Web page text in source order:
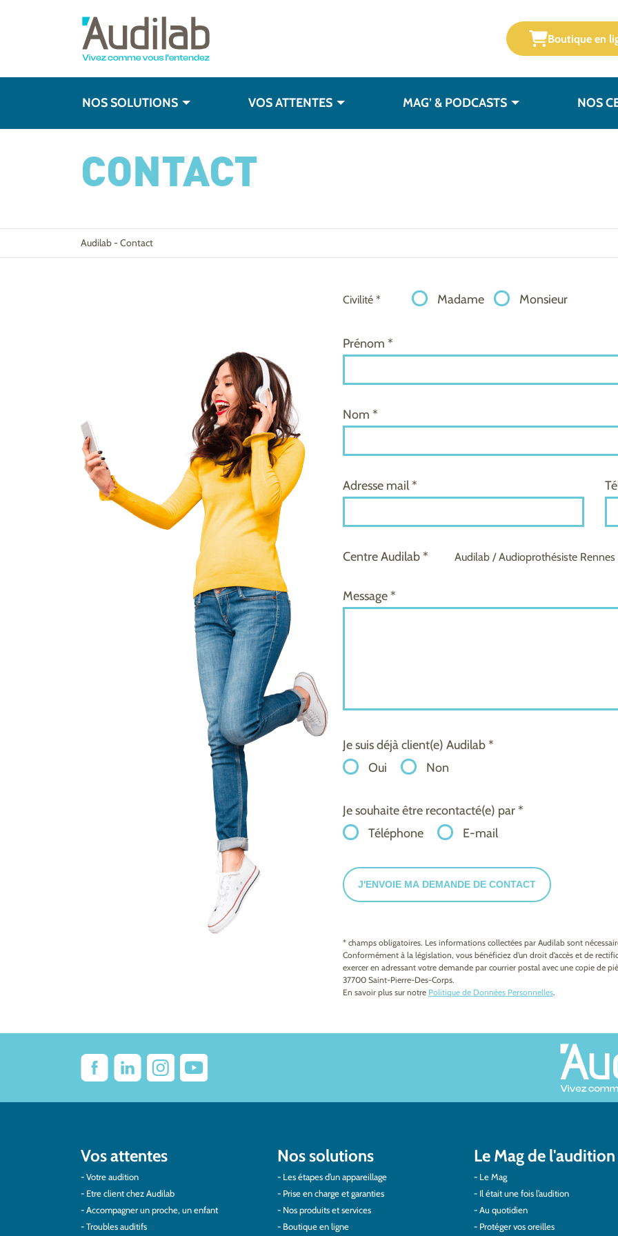
Boutique en
NOS SOLUTIONS VOS ATTENTES MAG’ & PODCASTS NOS
CONTACT
Audilab-Contact
Civilité * Madame Monsieur
Prénom *
Nom *
Adresse mail *
Centre Audilab * Audilab / Audioprothésiste Rennes
Message *
Je suis déjà client(e) Audilab *
Oui
Non
Je souhaite être recontacté(e) par *
Téléphone
E-mail
J'ENVOIE MA DEMANDE DE CONTACT
* champs obligatoires. Les informations collectées par Audilab sont
Conformément à la législation, vous bénéficiez d’un droit d’accès et de
exercer en adressant votre demande par courrier postal avec une copie de
37700 Saint-Pierre-Des-Corps.
En savoir plus sur notre Politique de Données Personnelles.
Vos attentes
Votre audition
Etre client chez Audilab
Accompagner un proche, un enfant
Troubles auditifs
Nos solutions
Les étapes d’un appareillage
Prise en charge et garanties
Nos produits et services
Boutique en ligne
Le Mag de l'audition
Le Mag
Il était une fois l’audition
Au quotidien
Protéger vos oreilles